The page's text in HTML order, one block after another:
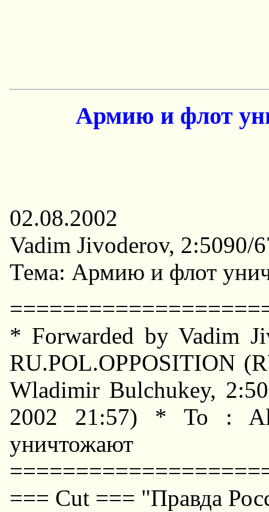
Армию и флот
02.08.2002
Vadim Jivoderov, 2:5090/
Тема: Армию и флот
* Forwarded by Vadim
RU.POL.OPPOSITION
Wladimir Bulchukey,
2002 21:57) * To :
=== Cut === "Правда